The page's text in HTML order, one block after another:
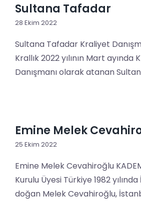
Sultana Tafadar
28 Ekim 2022
Sultana Tafadar Kraliyet
Krallık 2022 yılının Mart ayında
Danışmanı olarak atanan
Emine Melek
25 Ekim 2022
Emine Melek Cevahiroğlu
Kurulu Üyesi Türkiye 1982
doğan Melek Cevahiroğlu,